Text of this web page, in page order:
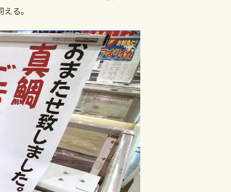
る。